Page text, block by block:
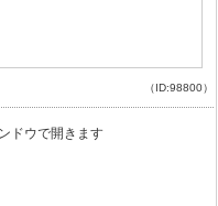
（ID:98800）
ドウで開きます